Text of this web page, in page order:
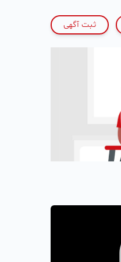
ثبت آگهی